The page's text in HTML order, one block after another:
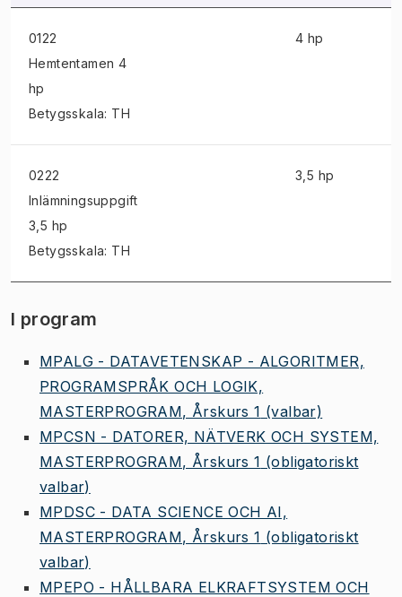
0122
Hemtentamen 4
hp
Betygsskala: TH
4 hp
0222
Inlämningsuppgift
3,5 hp
Betygsskala: TH
3,5 hp
I program
MPALG - DATAVETENSKAP - ALGORITMER,
PROGRAMSPRÅK OCH LOGIK,
MASTERPROGRAM, Årskurs 1 (valbar)
MPCSN - DATORER, NÄTVERK OCH SYSTEM,
MASTERPROGRAM, Årskurs 1 (obligatoriskt
valbar)
MPDSC - DATA SCIENCE OCH AI,
MASTERPROGRAM, Årskurs 1 (obligatoriskt
valbar)
MPEPO - HÅLLBARA ELKRAFTSYSTEM OCH